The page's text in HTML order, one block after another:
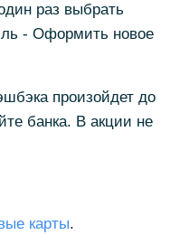
раз выбрать
- Оформить новое
произойдет до
банка. В акции не
карты.